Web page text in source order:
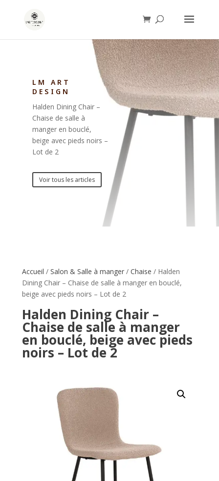
LM ART
DESIGN
Halden Dining Chair –
Chaise de salle à
manger en bouclé,
beige avec pieds noirs –
Lot de 2
Voir tous les articles
Accueil / Salon & Salle à manger/ Chaise / Halden
Dining Chair – Chaise de salle à manger en bouclé,
beige avec pieds noirs – Lot de 2
Halden Dining Chair –
Chaise de salle à manger
en bouclé, beige avec pieds
noirs – Lot de 2